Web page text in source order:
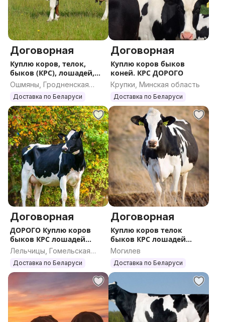
Договорная
Куплю коров, телок,
быков (КРС), лошадей,
жеребят
Ошмяны, Гродненская
область
Доставка по Беларуси
Договорная
Куплю коров быков
коней. КРС ДОРОГО
Крупки, Минская область
Доставка по Беларуси
Договорная
ДОРОГО Куплю коров
быков КРС лошадей
жеребят
Лельчицы, Гомельская
область
Доставка по Беларуси
Договорная
Куплю коров телок
быков КРС лошадей
жеребят ДОРОГО
Могилев
Доставка по Беларуси